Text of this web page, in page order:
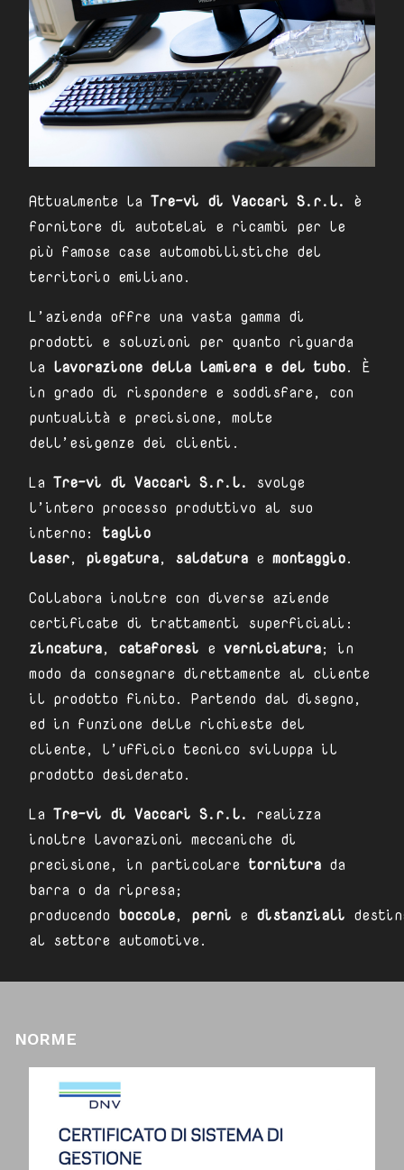
Attualmente la Tre-vi di Vaccari S.r.l. è
fornitore di autotelai e ricambi per le
più famose case automobilistiche del
territorio emiliano.
L’azienda offre una vasta gamma di
prodotti e soluzioni per quanto riguarda
la lavorazione della lamiera e del tubo. È
in grado di rispondere e soddisfare, con
puntualità e precisione, molte
dell’esigenze dei clienti.
La Tre-vi di Vaccari S.r.l. svolge
l’intero processo produttivo al suo
interno: taglio
laser, piegatura, saldatura e montaggio.
Collabora inoltre con diverse aziende
certificate di trattamenti superficiali:
zincatura, cataforesi e verniciatura; in
modo da consegnare direttamente al cliente
il prodotto finito. Partendo dal disegno,
ed in funzione delle richieste del
cliente, l’ufficio tecnico sviluppa il
prodotto desiderato.
La Tre-vi di Vaccari S.r.l. realizza
inoltre lavorazioni meccaniche di
precisione, in particolare tornitura da
barra o da ripresa;
producendo boccole, perni e distanziali
al settore automotive.
NORME